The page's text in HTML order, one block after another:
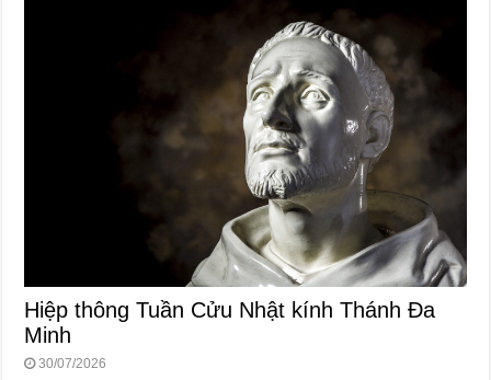
Hiệp thông Tuần Cửu Nhật kính Thánh Đa
Minh
30/07/2026